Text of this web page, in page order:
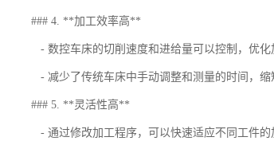
### 4. **加工效率高**
- 数控车床的切削速度和进给量可以控制，优
- 减少了传统车床中手动调整和测量的时间，缩
### 5. **灵活性高**
- 通过修改加工程序，可以快速适应不同工件